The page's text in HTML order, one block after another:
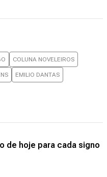
COLUNA NOVELEIROS
EMILIO DANTAS
de hoje para cada signo